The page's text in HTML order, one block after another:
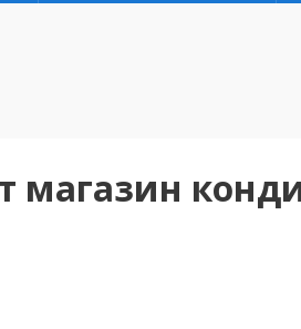
магазин